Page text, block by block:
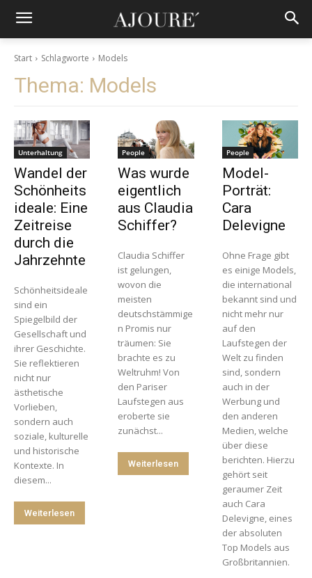
Start Schlagworte Models
Thema: Models
Unterhaltung
Wandel der
Schönheits
ideale: Eine
Zeitreise
durch die
Jahrzehnte
Schönheitsideale
sind ein
Spiegelbild der
Gesellschaft und
ihrer Geschichte.
Sie reflektieren
nicht nur
ästhetische
Vorlieben,
sondern auch
soziale, kulturelle
und historische
Kontexte. In
diesem...
Weiterlesen
People
Was wurde
eigentlich
aus Claudia
Schiffer?
Claudia Schiffer
ist gelungen,
wovon die
meisten
deutschstämmige
n Promis nur
träumen: Sie
brachte es zu
Weltruhm! Von
den Pariser
Laufstegen aus
eroberte sie
zunächst...
Weiterlesen
People
Model-
Porträt:
Cara
Delevigne
Ohne Frage gibt
es einige Models,
die international
bekannt sind und
nicht mehr nur
auf den
Laufstegen der
Welt zu finden
sind, sondern
auch in der
Werbung und
den anderen
Medien, welche
über diese
berichten. Hierzu
gehört seit
geraumer Zeit
auch Cara
Delevigne, eines
der absoluten
Top Models aus
Großbritannien.